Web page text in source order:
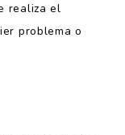
realiza el
problema o